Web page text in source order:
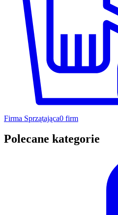
Firma Sprzątająca0 firm
Polecane kategorie